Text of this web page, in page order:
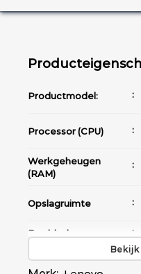
Productmodel:
Processor (CPU)
Werkgeheugen
(RAM)
Opslagruimte
Beeldscherm
Grafische kaart
(GPU)